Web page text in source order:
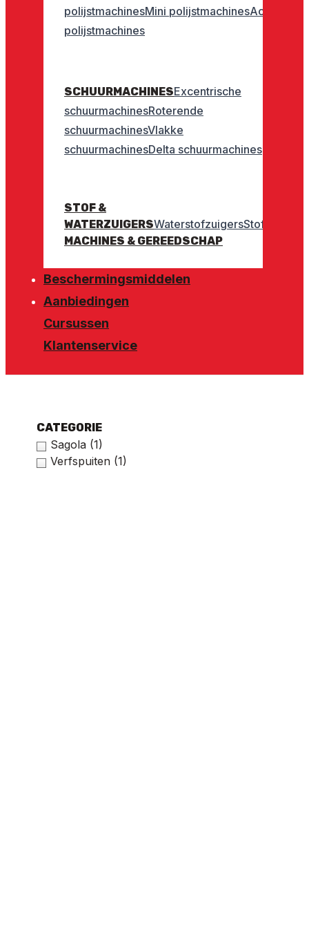
polijstmachinesMini polijstmachinesAccu
polijstmachines
SCHUURMACHINESExcentrische
schuurmachinesRoterende
schuurmachinesVlakke
schuurmachinesDelta schuurmachines
STOF &
WATERZUIGERSWaterstofzuigersStofzuigers
MACHINES & GEREEDSCHAP
Beschermingsmiddelen
Aanbiedingen
Cursussen
Klantenservice
CATEGORIE
Sagola (1)
Verfspuiten (1)